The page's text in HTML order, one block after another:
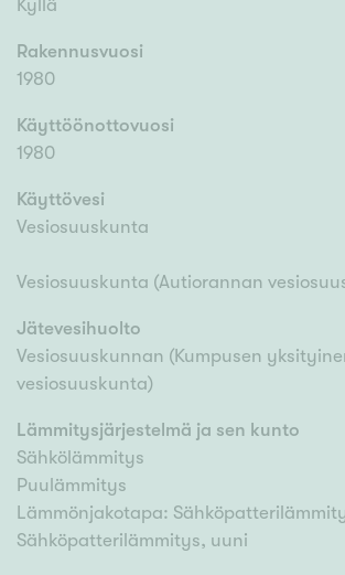
Kyllä
Rakennusvuosi
1980
Käyttöönottovuosi
1980
Käyttövesi
Vesiosuuskunta
Vesiosuuskunta (Autiorannan
Jätevesihuolto
Vesiosuuskunnan (Kumpusen
vesiosuuskunta)
Lämmitysjärjestelmä ja sen kunto
Sähkölämmitys
Puulämmitys
Lämmönjakotapa:
Sähköpatterilämmitys, uuni